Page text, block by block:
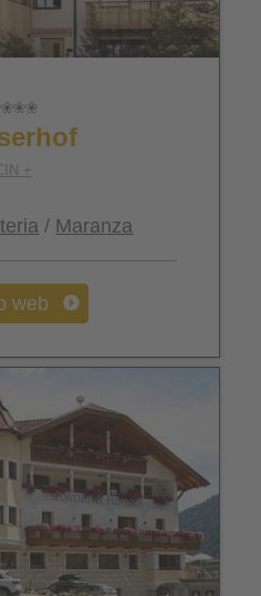
+
/ Maranza
web